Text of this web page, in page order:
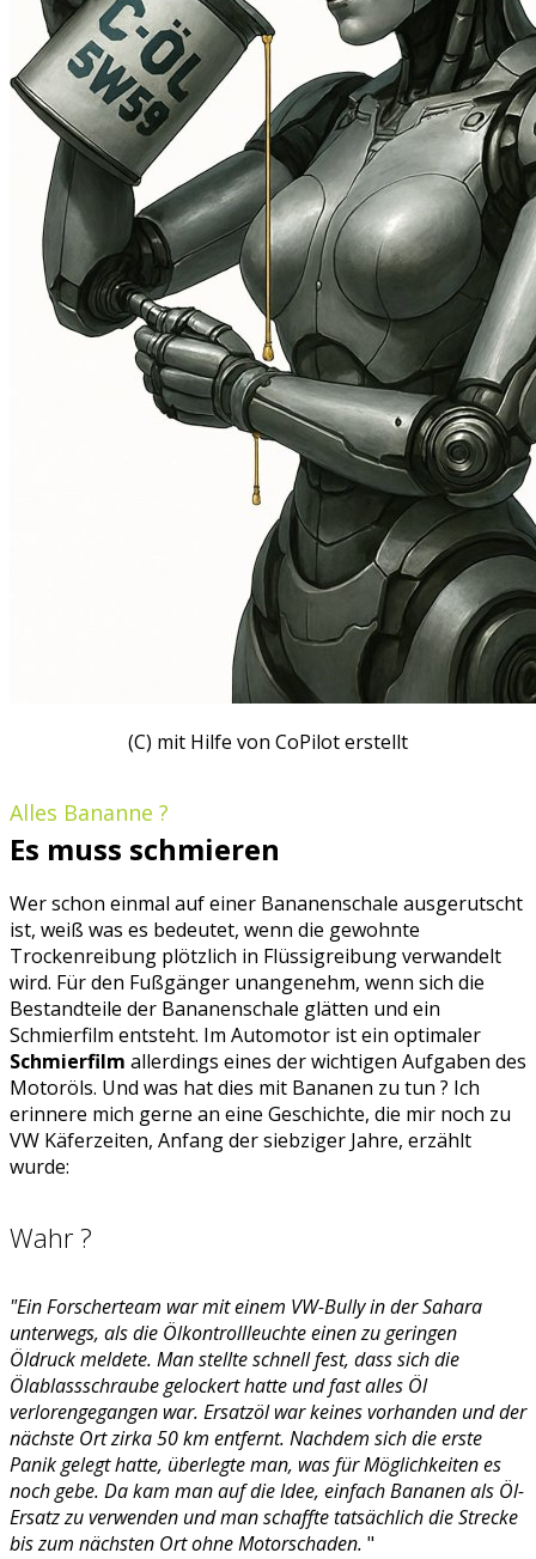
(C) mit Hilfe von CoPilot erstellt
Alles Bananne ?
Es muss schmieren
Wer schon einmal auf einer Bananenschale ausgerutscht
ist, weiß was es bedeutet, wenn die gewohnte
Trockenreibung plötzlich in Flüssigreibung verwandelt
wird. Für den Fußgänger unangenehm, wenn sich die
Bestandteile der Bananenschale glätten und ein
Schmierfilm entsteht. Im Automotor ist ein optimaler
Schmierfilm allerdings eines der wichtigen Aufgaben des
Motoröls. Und was hat dies mit Bananen zu tun ? Ich
erinnere mich gerne an eine Geschichte, die mir noch zu
VW Käferzeiten, Anfang der siebziger Jahre, erzählt
wurde:
Wahr ?
"Ein Forscherteam war mit einem VW-Bully in der Sahara
unterwegs, als die Ölkontrollleuchte einen zu geringen
Öldruck meldete. Man stellte schnell fest, dass sich die
Ölablassschraube gelockert hatte und fast alles Öl
verlorengegangen war. Ersatzöl war keines vorhanden und der
nächste Ort zirka 50 km entfernt. Nachdem sich die erste
Panik gelegt hatte, überlegte man, was für Möglichkeiten es
noch gebe. Da kam man auf die Idee, einfach Bananen als Öl-
Ersatz zu verwenden und man schaffte tatsächlich die Strecke
bis zum nächsten Ort ohne Motorschaden. "